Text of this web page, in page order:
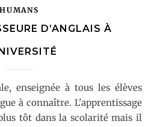
HUMANS
D’ANGLAIS À
à connaître. L'apprentissage
tôt dans la scolarité mais il